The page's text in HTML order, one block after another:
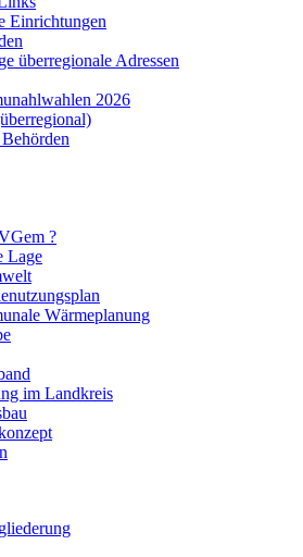
Einrichtungen
überregionale Adressen
2026
?
Lage
Wärmeplanung
im Landkreis